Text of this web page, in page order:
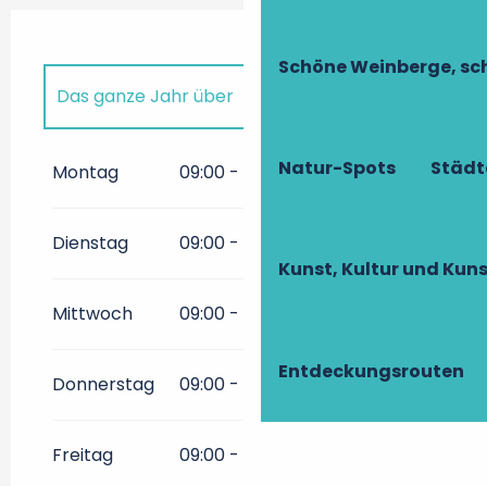
Schöne Weinberge,
Natur-Spots
Kunst, Kultur und
Entdeckungsrouten
Das ganze Jahr über
Das ganze Jahr über 2027
Montag 09:00 - 18:00
Dienstag 09:00 - 18:00
Mittwoch 09:00 - 18:00
Donnerstag 09:00 - 18:00
Freitag 09:00 - 20:00